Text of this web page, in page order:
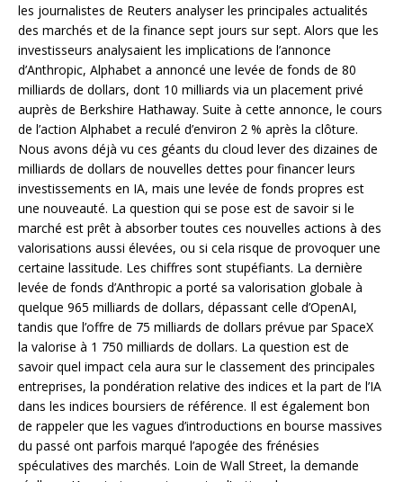
les journalistes de Reuters analyser les principales actualités
des marchés et de la finance sept jours sur sept. Alors que les
investisseurs analysaient les implications de l’annonce
d’Anthropic, Alphabet a annoncé une levée de fonds de 80
milliards de dollars, dont 10 milliards via un placement privé
auprès de Berkshire Hathaway. Suite à cette annonce, le cours
de l’action Alphabet a reculé d’environ 2 % après la clôture.
Nous avons déjà vu ces géants du cloud lever des dizaines de
milliards de dollars de nouvelles dettes pour financer leurs
investissements en IA, mais une levée de fonds propres est
une nouveauté. La question qui se pose est de savoir si le
marché est prêt à absorber toutes ces nouvelles actions à des
valorisations aussi élevées, ou si cela risque de provoquer une
certaine lassitude. Les chiffres sont stupéfiants. La dernière
levée de fonds d’Anthropic a porté sa valorisation globale à
quelque 965 milliards de dollars, dépassant celle d’OpenAI,
tandis que l’offre de 75 milliards de dollars prévue par SpaceX
la valorise à 1 750 milliards de dollars. La question est de
savoir quel impact cela aura sur le classement des principales
entreprises, la pondération relative des indices et la part de l’IA
dans les indices boursiers de référence. Il est également bon
de rappeler que les vagues d’introductions en bourse massives
du passé ont parfois marqué l’apogée des frénésies
spéculatives des marchés. Loin de Wall Street, la demande